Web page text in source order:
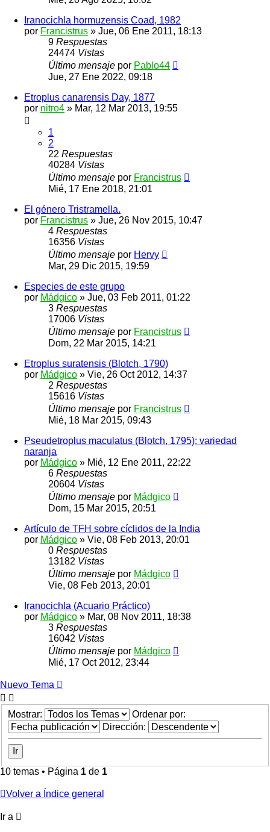
Iranocichla hormuzensis Coad, 1982
por Francistrus » Jue, 06 Ene 2011, 18:13
9 Respuestas
24474 Vistas
Último mensaje por Pablo44
Jue, 27 Ene 2022, 09:18
Etroplus canarensis Day, 1877
por nitro4 » Mar, 12 Mar 2013, 19:55
1
2
22 Respuestas
40284 Vistas
Último mensaje por Francistrus
Mié, 17 Ene 2018, 21:01
El género Tristramella.
por Francistrus » Jue, 26 Nov 2015, 10:47
4 Respuestas
16356 Vistas
Último mensaje por Hervy
Mar, 29 Dic 2015, 19:59
Especies de este grupo
por Mádgico » Jue, 03 Feb 2011, 01:22
3 Respuestas
17006 Vistas
Último mensaje por Francistrus
Dom, 22 Mar 2015, 14:21
Etroplus suratensis (Blotch, 1790)
por Mádgico » Vie, 26 Oct 2012, 14:37
2 Respuestas
15616 Vistas
Último mensaje por Francistrus
Mié, 18 Mar 2015, 09:43
Pseudetroplus maculatus (Blotch, 1795): variedad
naranja
por Mádgico » Mié, 12 Ene 2011, 22:22
6 Respuestas
20604 Vistas
Último mensaje por Mádgico
Dom, 15 Mar 2015, 20:51
Artículo de TFH sobre cíclidos de la India
por Mádgico » Vie, 08 Feb 2013, 20:01
0 Respuestas
13182 Vistas
Último mensaje por Mádgico
Vie, 08 Feb 2013, 20:01
Iranocichla (Acuario Práctico)
por Mádgico » Mar, 08 Nov 2011, 18:38
3 Respuestas
16042 Vistas
Último mensaje por Mádgico
Mié, 17 Oct 2012, 23:44
Nuevo Tema
Mostrar:
Ordenar por:
Dirección:
10 temas • Página 1 de 1
Volver a Índice general
Ir a